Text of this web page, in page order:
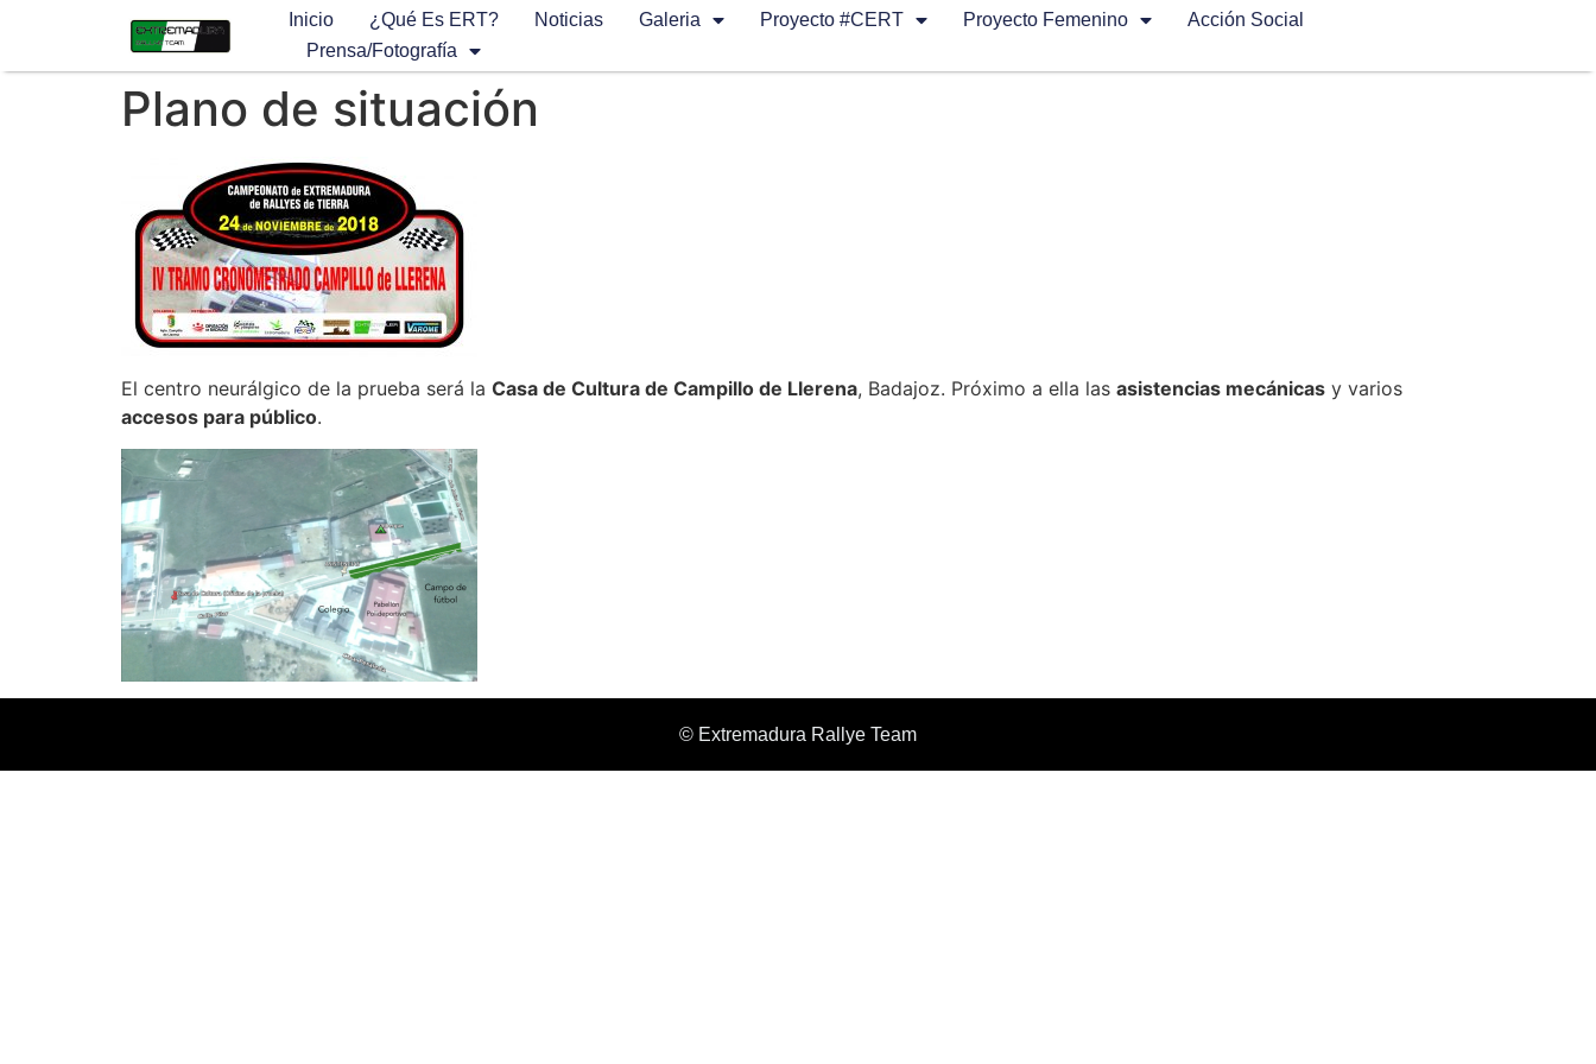
Inicio ¿Qué Es ERT? Noticias Galeria Proyecto #CERT Proyecto Femenino
Acción Social
Prensa/Fotografía
Plano de situación
El centro neurálgico de la prueba será la Casa de Cultura de Campillo de Llerena, Badajoz. Próximo a ella las asistencias mecánicas y varios
accesos para público.
© Extremadura Rallye Team